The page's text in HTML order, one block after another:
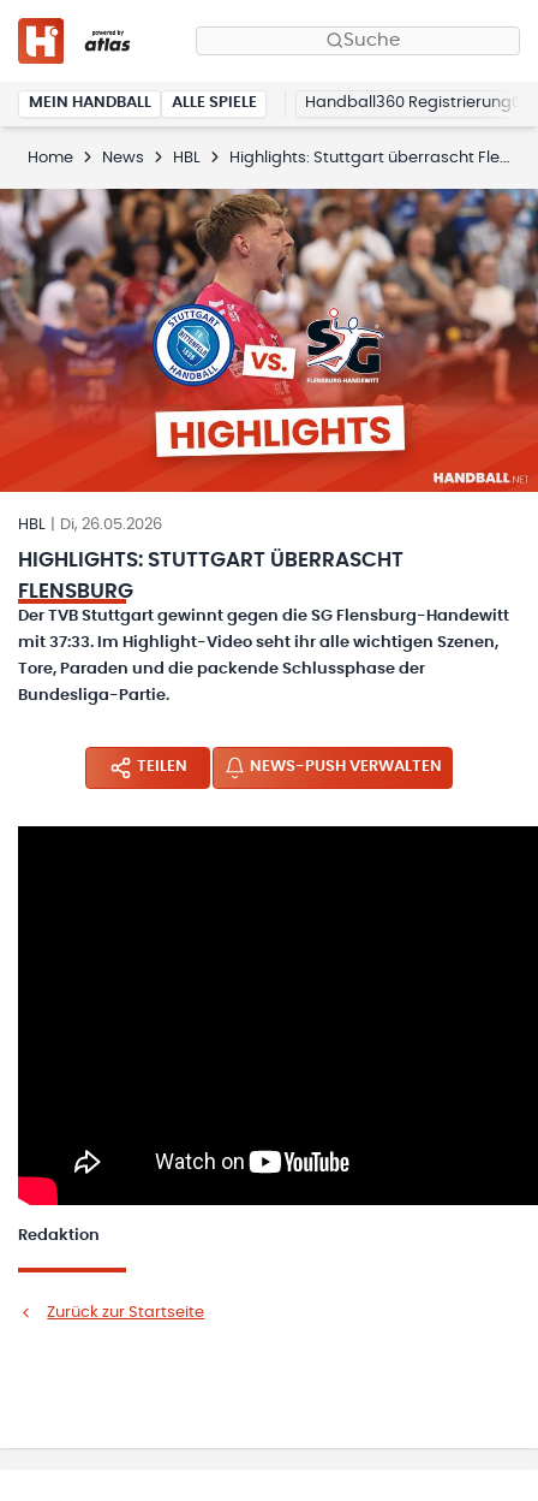
Suche
MEIN HANDBALL ALLE SPIELE Handball360 Registrierung
Home News HBL Highlights: Stuttgart überrascht Flensburg
HBL Di, 26.05.2026
HIGHLIGHTS: STUTTGART ÜBERRASCHT
FLENSBURG
Der TVB Stuttgart gewinnt gegen die SG Flensburg-Handewitt
mit 37:33. Im Highlight-Video seht ihr alle wichtigen Szenen,
Tore, Paraden und die packende Schlussphase der
Bundesliga-Partie.
TEILEN NEWS-PUSH VERWALTEN
Redaktion
Zurück zur Startseite